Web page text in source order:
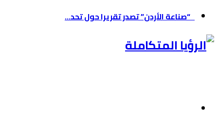
“صناعة الأردن” تصدر تقريرا حول تحد...